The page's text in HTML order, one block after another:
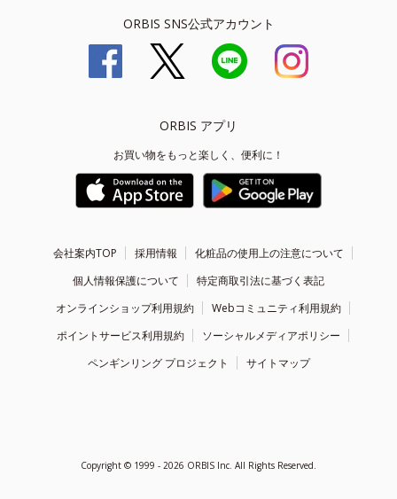
ORBIS SNS公式アカウント
ORBIS アプリ
お買い物をもっと楽しく、便利に！
会社案内TOP 採用情報
化粧品の使用上の注意について
個人情報保護について
特定商取引法に基づく表記
オンラインショップ利用規約
Webコミュニティ利用規約
ポイントサービス利用規約
ソーシャルメディアポリシー
ペンギンリング プロジェクト
サイトマップ
Copyright © 1999 - 2026 ORBIS Inc. All Rights Reserved.